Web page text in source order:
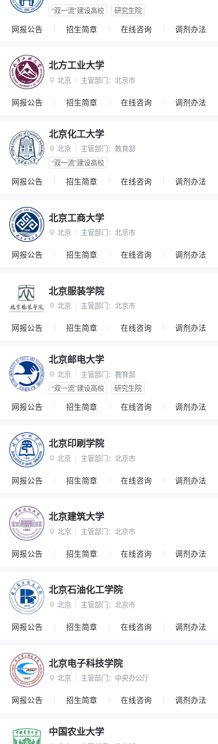
“双一流”建设高校
研究生院
网报公告 招生简章 在线咨询 调剂办法
北方工业大学
 北京 主管部门： 北京市
网报公告 招生简章 在线咨询 调剂办法
北京化工大学
 北京 主管部门： 教育部
“双一流”建设高校
网报公告 招生简章 在线咨询 调剂办法
北京工商大学
 北京 主管部门： 北京市
网报公告 招生简章 在线咨询 调剂办法
北京服装学院
 北京 主管部门： 北京市
网报公告 招生简章 在线咨询 调剂办法
北京邮电大学
 北京 主管部门： 教育部
“双一流”建设高校
研究生院
网报公告 招生简章 在线咨询 调剂办法
北京印刷学院
 北京 主管部门： 北京市
网报公告 招生简章 在线咨询 调剂办法
北京建筑大学
 北京 主管部门： 北京市
网报公告 招生简章 在线咨询 调剂办法
北京石油化工学院
 北京 主管部门： 北京市
网报公告 招生简章 在线咨询 调剂办法
北京电子科技学院
 北京 主管部门： 中央办公厅
网报公告 招生简章 在线咨询 调剂办法
中国农业大学